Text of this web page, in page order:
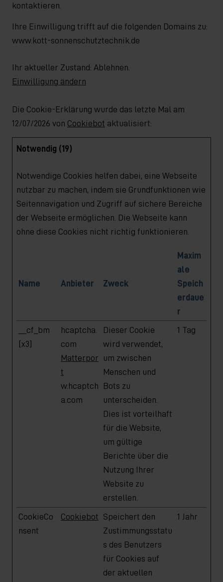
kontaktieren.
Ihre Einwilligung trifft auf die folgenden Domains zu:
www.kott-sonnenschutztechnik.de
Ihr aktueller Zustand: Ablehnen.
Einwilligung ändern
Die Cookie-Erklärung wurde das letzte Mal am
12/07/2026 von Cookiebot aktualisiert:
Notwendig (19)
Notwendige Cookies helfen dabei, eine Webseite
nutzbar zu machen, indem sie Grundfunktionen wie
Seitennavigation und Zugriff auf sichere Bereiche
der Webseite ermöglichen. Die Webseite kann
ohne diese Cookies nicht richtig funktionieren.
Name Anbieter Zweck
Maxim
ale
Speich
erdaue
r
__cf_bm
[x3]
hcaptcha.
com
Matterpor
t
w.hcaptch
a.com
Dieser Cookie
wird verwendet,
um zwischen
Menschen und
Bots zu
unterscheiden.
Dies ist vorteilhaft
für die Website,
um gültige
Berichte über die
Nutzung Ihrer
Website zu
erstellen.
1 Tag
CookieCo
nsent
Cookiebot
Speichert den
Zustimmungsstatu
s des Benutzers
für Cookies auf
der aktuellen
1 Jahr